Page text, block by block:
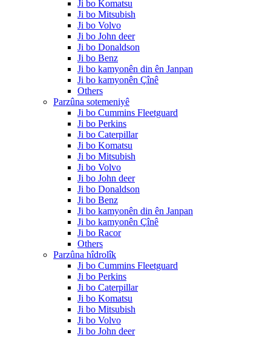
Ji bo Komatsu
Ji bo Mitsubish
Ji bo Volvo
Ji bo John deer
Ji bo Donaldson
Ji bo Benz
Ji bo kamyonên din ên Janpan
Ji bo kamyonên Çînê
Others
Parzûna sotemeniyê
Ji bo Cummins Fleetguard
Ji bo Perkins
Ji bo Caterpillar
Ji bo Komatsu
Ji bo Mitsubish
Ji bo Volvo
Ji bo John deer
Ji bo Donaldson
Ji bo Benz
Ji bo kamyonên din ên Janpan
Ji bo kamyonên Çînê
Ji bo Racor
Others
Parzûna hîdrolîk
Ji bo Cummins Fleetguard
Ji bo Perkins
Ji bo Caterpillar
Ji bo Komatsu
Ji bo Mitsubish
Ji bo Volvo
Ji bo John deer